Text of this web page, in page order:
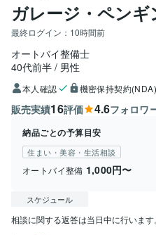
ガレージ・ペンギ
最終ログイン： 10時間前
オートバイ整備士
40代前半
男性
本人確認 機密保持契約(NDA)
販売実績16評価 4.6フォロワ
納品ごとの予算目安
住まい・美容・生活相談
オートバイ整備 1,000円〜
スケジュール